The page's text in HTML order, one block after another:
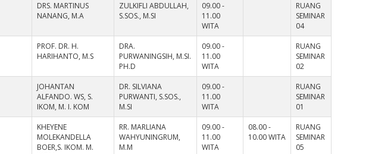
DRS. MARTINUS
NANANG, M.A
ZULKIFLI ABDULLAH,
S.SOS., M.SI
09.00 -
11.00
WITA
RUANG
SEMINAR
04
PROF. DR. H.
HARIHANTO, M.S
DRA.
PURWANINGSIH, M.SI.
PH.D
09.00 -
11.00
WITA
RUANG
SEMINAR
02
JOHANTAN
ALFANDO. WS, S.
IKOM, M. I. KOM
DR. SILVIANA
PURWANTI, S.SOS.,
M.SI
09.00 -
11.00
WITA
RUANG
SEMINAR
01
KHEYENE
MOLEKANDELLA
BOER,S. IKOM. M.
RR. MARLIANA
WAHYUNINGRUM,
M.M
09.00 -
11.00
WITA
08.00 -
10.00 WITA
RUANG
SEMINAR
05